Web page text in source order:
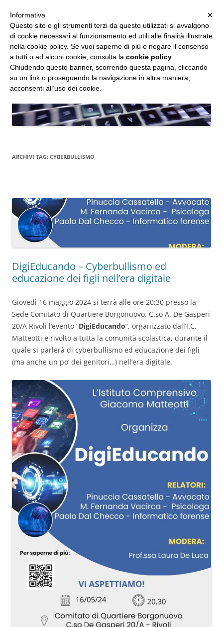
Vai
al
contenuto
Studio d'Informatica Forense
Perizie Informatiche Forensi, CTP e CTU in Processi Civili e Penali
ARCHIVI TAG: CYBERBULLISMO
DigiEducando – Cyberbullismo ed
educazione dei figli nell’era digitale
Giovedì 16 maggio 2024 si terrà alle ore 20:30 presso la
Sede Comitato di Quartiere Borgonuovo, C.so A. De Gasperi
20/A Rivoli l’evento “DigiEducando“, organizzato dall’I.C.
Matteotti e rivolto a tutta la comunità scolastica, durante il
quale si parlerà di cyberbullismo ed educazione dei figli
(ma anche un po’ dei genitori…) nell’era digitale.
MENU ×
Informativa
Questo sito o gli strumenti terzi da questo utilizzati si avvalgono
di cookie necessari al funzionamento ed utili alle finalità illustrate
nella cookie policy. Se vuoi saperne di più o negare il consenso
a tutti o ad alcuni cookie, consulta la cookie policy
Chiudendo questo banner, scorrendo questa pagina, cliccando
su un link o proseguendo la navigazione in altra maniera,
acconsenti all’uso dei cookie.